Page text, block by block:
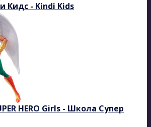
Кидс - Kindi Kids
HERO Girls - Школа Супер